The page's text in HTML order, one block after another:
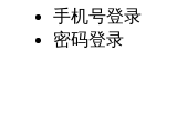
手机号登录
密码登录